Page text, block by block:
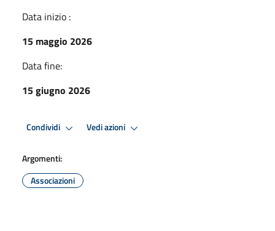
Data inizio :
15 maggio 2026
Data fine:
15 giugno 2026
Condividi Vedi azioni
Argomenti:
Associazioni